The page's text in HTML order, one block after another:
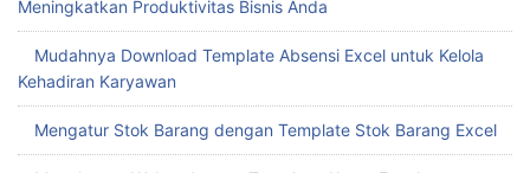
Meningkatkan Produktivitas Bisnis Anda
Mudahnya Download Template Absensi Excel untuk Kelola
Kehadiran Karyawan
Mengatur Stok Barang dengan Template Stok Barang Excel